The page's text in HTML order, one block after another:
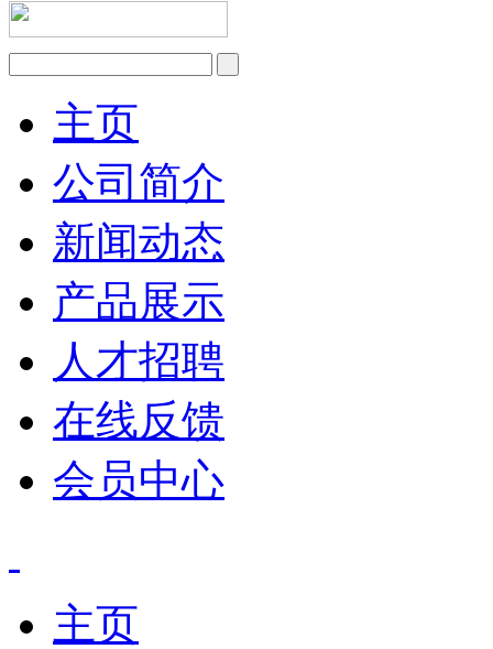
主页
公司简介
新闻动态
产品展示
人才招聘
在线反馈
会员中心
主页